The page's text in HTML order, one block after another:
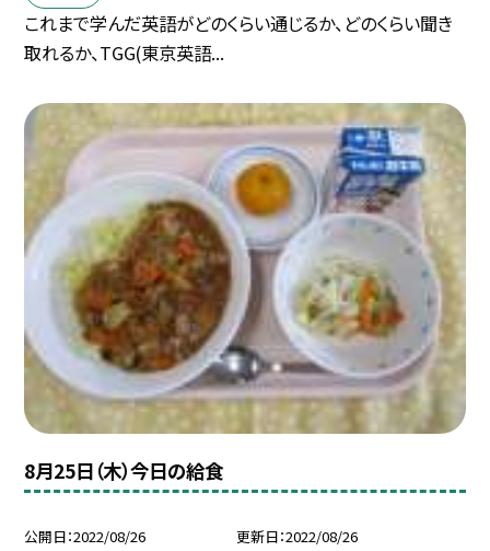
これまで学んだ英語がどのくらい通じるか、どのくらい聞き
取れるか、TGG(東京英語...
8月25日（木）今日の給食
公開日 2022/08/26 更新日 2022/08/26